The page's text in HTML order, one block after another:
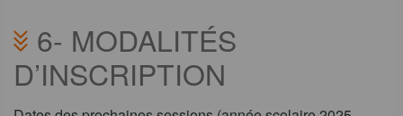
6- MODALITÉS
D’INSCRIPTION